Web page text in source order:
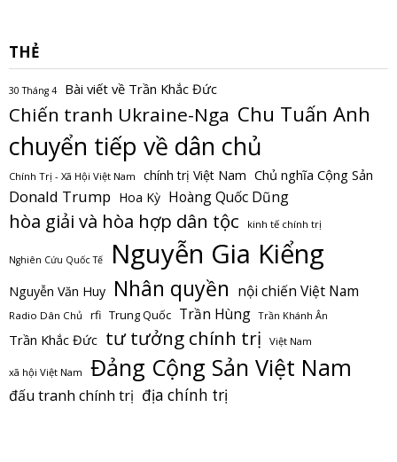
THẺ
30 Tháng 4 Bài viết về Trần Khắc Đức
Chiến tranh Ukraine-Nga Chu Tuấn Anh
chuyển tiếp về dân chủ
Chính Trị - Xã Hội Việt Nam chính trị Việt Nam Chủ nghĩa Cộng Sản
Donald Trump Hoa Kỳ Hoàng Quốc Dũng
hòa giải và hòa hợp dân tộc kinh tế chính trị
Nghiên Cứu Quốc Tế Nguyễn Gia Kiểng
Nguyễn Văn Huy Nhân quyền nội chiến Việt Nam
Radio Dân Chủ rfi Trung Quốc Trần Hùng Trần Khánh Ân
Trần Khắc Đức tư tưởng chính trị Việt Nam
xã hội Việt Nam Đảng Cộng Sản Việt Nam
đấu tranh chính trị địa chính trị